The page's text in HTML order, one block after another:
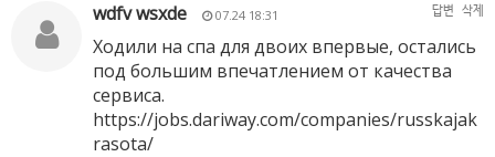
wdfv wsxde
07.24 18:31 답변 삭제
Ходили на спа для двоих впервые, остались
под большим впечатлением от качества
сервиса.
https://jobs.dariway.com/companies/russkajak
rasota/